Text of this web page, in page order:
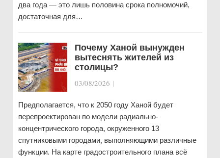
два года — это лишь половина срока полномочий,
достаточная для…
Почему Ханой вынужден
вытеснять жителей из
столицы?
03/08/2026 |
Предполагается, что к 2050 году Ханой будет
перепроектирован по модели радиально-
концентрического города, окруженного 13
спутниковыми городами, выполняющими различные
функции. На карте градостроительного плана всё